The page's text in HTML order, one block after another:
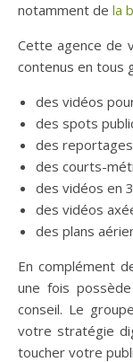
notamment de la
Cette agence de
contenus en tous
des vidéos
des spots
des
des courts-
des vidéos en
des vidéos
des plans
En complément
une fois
conseil. Le
votre stratégie
toucher votre